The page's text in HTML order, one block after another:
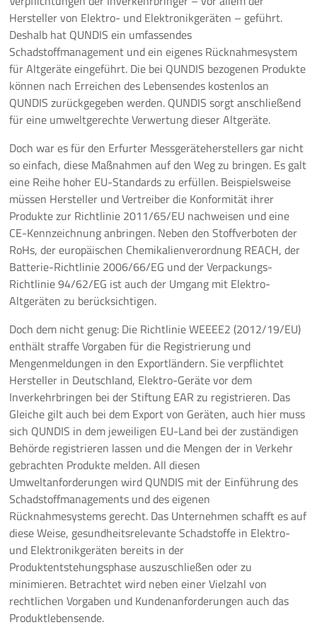
Mehr
Hersteller von Elektro- und Elektronikgeräten – geführt.
Deshalb hat QUNDIS ein umfassendes
Schadstoffmanagement und ein eigenes Rücknahmesystem
für Altgeräte eingeführt. Die bei QUNDIS bezogenen Produkte
können nach Erreichen des Lebensendes kostenlos an
QUNDIS zurückgegeben werden. QUNDIS sorgt anschließend
für eine umweltgerechte Verwertung dieser Altgeräte.
Doch war es für den Erfurter Messgeräteherstellers gar nicht
so einfach, diese Maßnahmen auf den Weg zu bringen. Es galt
eine Reihe hoher EU-Standards zu erfüllen. Beispielsweise
müssen Hersteller und Vertreiber die Konformität ihrer
Produkte zur Richtlinie 2011/65/EU nachweisen und eine
CE-Kennzeichnung anbringen. Neben den Stoffverboten der
RoHs, der europäischen Chemikalienverordnung REACH, der
Batterie-Richtlinie 2006/66/EG und der Verpackungs-
Richtlinie 94/62/EG ist auch der Umgang mit Elektro-
Altgeräten zu berücksichtigen.
Doch dem nicht genug: Die Richtlinie WEEEE2 (2012/19/EU)
enthält straffe Vorgaben für die Registrierung und
Mengenmeldungen in den Exportländern. Sie verpflichtet
Hersteller in Deutschland, Elektro-Geräte vor dem
Inverkehrbringen bei der Stiftung EAR zu registrieren. Das
Gleiche gilt auch bei dem Export von Geräten, auch hier muss
sich QUNDIS in dem jeweiligen EU-Land bei der zuständigen
Behörde registrieren lassen und die Mengen der in Verkehr
gebrachten Produkte melden. All diesen
Umweltanforderungen wird QUNDIS mit der Einführung des
Schadstoffmanagements und des eigenen
Rücknahmesystems gerecht. Das Unternehmen schafft es auf
diese Weise, gesundheitsrelevante Schadstoffe in Elektro-
und Elektronikgeräten bereits in der
Produktentstehungsphase auszuschließen oder zu
minimieren. Betrachtet wird neben einer Vielzahl von
rechtlichen Vorgaben und Kundenanforderungen auch das
Produktlebensende.